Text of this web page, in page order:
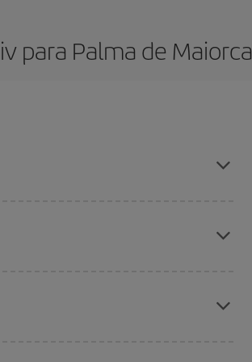
para Palma de Maiorca
os dias: alguns